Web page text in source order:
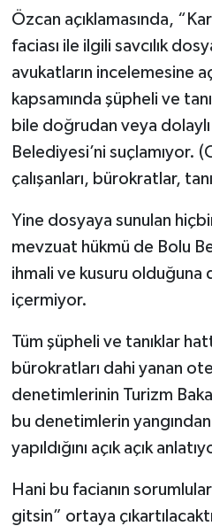
Özcan açıklamasında,
faciası ile ilgili savcılık
avukatların incelemesine
kapsamında şüpheli ve
bile doğrudan veya
Belediyesi’ni suçlamıyor.
çalışanları, bürokratlar,
Yine dosyaya sunulan
mevzuat hükmü de Bolu
ihmali ve kusuru olduğuna
içermiyor.
Tüm şüpheli ve tanıklar
bürokratları dahi yanan
denetimlerinin Turizm
bu denetimlerin
yapıldığını açık açık
Hani bu facianın
gitsin” ortaya